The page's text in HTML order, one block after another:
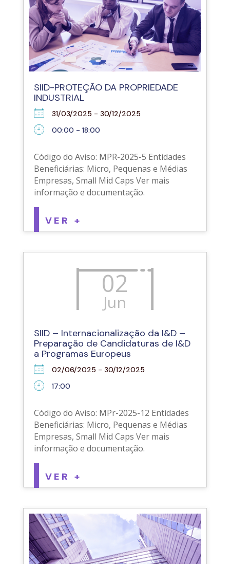
SIID-PROTEÇÃO DA PROPRIEDADE
INDUSTRIAL
31/03/2025 - 30/12/2025
00:00 - 18:00
Código do Aviso: MPR-2025-5 Entidades
Beneficiárias: Micro, Pequenas e Médias
Empresas, Small Mid Caps Ver mais
informação e documentação.
VER +
02
Jun
SIID – Internacionalização da I&D –
Preparação de Candidaturas de I&D
a Programas Europeus
02/06/2025 - 30/12/2025
17:00
Código do Aviso: MPr-2025-12 Entidades
Beneficiárias: Micro, Pequenas e Médias
Empresas, Small Mid Caps Ver mais
informação e documentação.
VER +